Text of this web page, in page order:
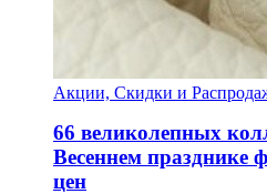
Акции, Скидки и
66 великолепных
Весеннем празднике
цен